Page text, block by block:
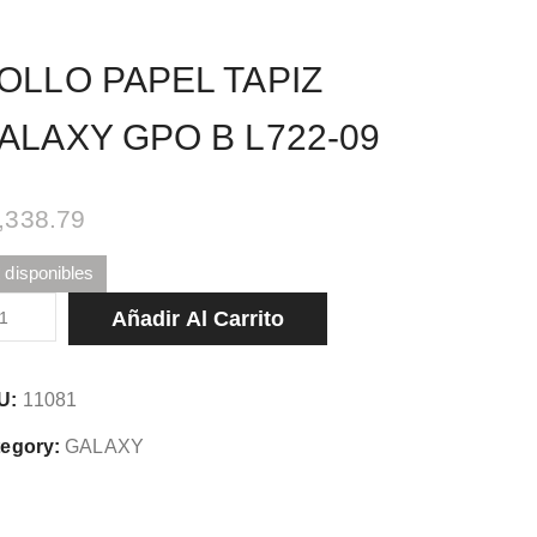
PAPEL TAPIZ
GPO B L722-09
disponibles
Añadir Al Carrito
11081
GALAXY